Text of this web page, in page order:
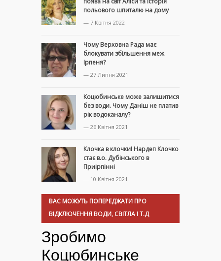
польового шпиталю на дому
— 7 Квітня 2022
Чому Верховна Рада має
блокувати збільшення меж
Ірпеня?
— 27 Липня 2021
Коцюбинське може залишитися
без води. Чому Даніш не платив
рік водоканалу?
— 26 Квітня 2021
Клочка в клочки! Нардеп Клочко
стає в.о. Дубінського в
Приірпінні
— 10 Квітня 2021
ВАС МОЖУТЬ ПОПЕРЕДЖАТИ ПРО
ВІДКЛЮЧЕННЯ ВОДИ, СВІТЛА І Т.Д